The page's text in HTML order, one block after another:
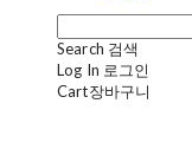
Search 검색
Log In 로그인
Cart장바구니